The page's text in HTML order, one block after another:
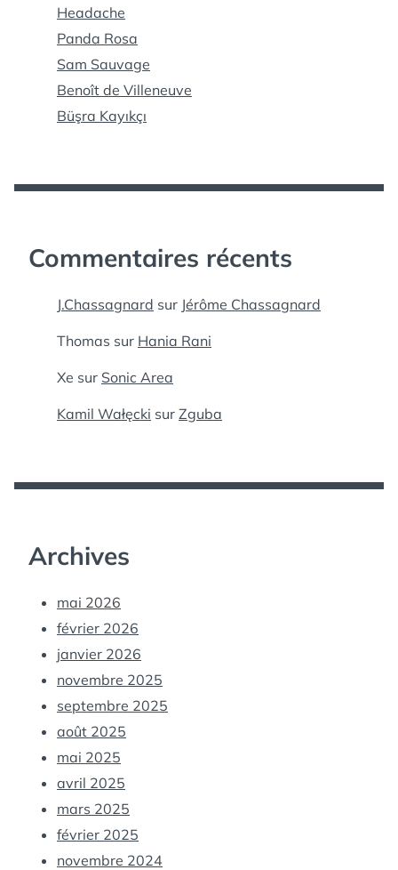
Headache
Panda Rosa
Sam Sauvage
Benoît de Villeneuve
Büşra Kayıkçı
Commentaires récents
J.Chassagnard sur Jérôme Chassagnard
Thomas sur Hania Rani
Xe sur Sonic Area
Kamil Wałęcki sur Zguba
Archives
mai 2026
février 2026
janvier 2026
novembre 2025
septembre 2025
août 2025
mai 2025
avril 2025
mars 2025
février 2025
novembre 2024